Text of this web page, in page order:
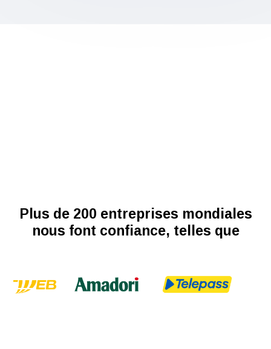
Plus de 200 entreprises mondiales
nous font confiance, telles que